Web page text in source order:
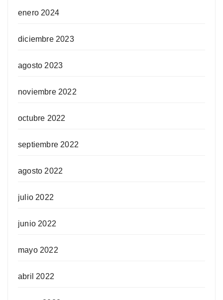
enero 2024
diciembre 2023
agosto 2023
noviembre 2022
octubre 2022
septiembre 2022
agosto 2022
julio 2022
junio 2022
mayo 2022
abril 2022